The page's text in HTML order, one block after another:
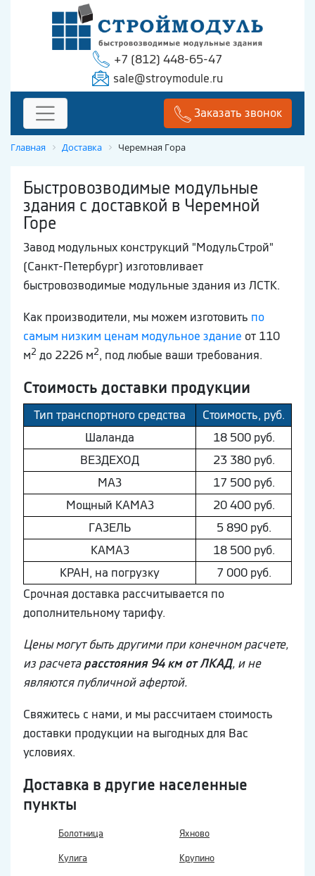
+7 (812) 448-65-47
sale@stroymodule.ru
Заказать звонок
Главная Доставка Черемная Гора
Быстровозводимые модульные
здания с доставкой в Черемной
Горе
Завод модульных конструкций "МодульСтрой"
(Санкт-Петербург) изготовливает
быстровозводимые модульные здания из ЛСТК.
Как производители, мы можем изготовить по
самым низким ценам модульное здание от 110
м2 до 2226 м2, под любые ваши требования.
Стоимость доставки продукции
Тип транспортного средства
Стоимость, руб.
Шaлaнда
18 500 руб.
ВEЗДEХОД
23 380 руб.
МAЗ
17 500 руб.
Мощный КAМAЗ
20 400 руб.
ГAЗEЛЬ
5 890 руб.
КAМAЗ
18 500 руб.
КРАН, на погрузку
7 000 руб.
Срочная доставка рассчитывается по
дополнительному тарифу.
Цены могут быть другими при конечном расчете,
из расчетарасстояния 94 км от ЛКАД, и не
являются публичной афертой.
Свяжитесь с нами, и мы рассчитаем стоимость
доставки продукции на выгодных для Вас
условиях.
Доставка в другие населенные
пункты
Болотница Яхново
Кулига Крупино